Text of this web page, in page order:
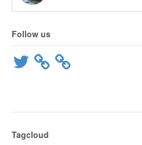
Follow us
Twitter
Tagcloud